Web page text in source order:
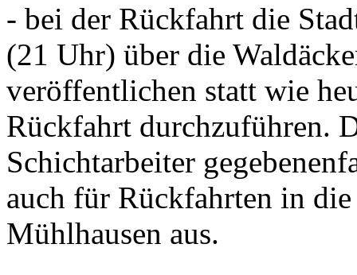
- bei der Rückfahrt die
(21 Uhr) über die
veröffentlichen statt wie
Rückfahrt durchzuführen.
Schichtarbeiter
auch für Rückfahrten in
Mühlhausen aus.